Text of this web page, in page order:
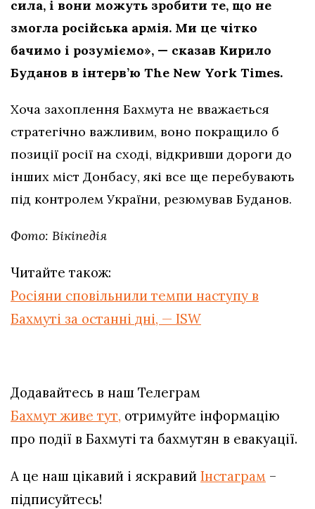
сила, і вони можуть зробити те, що не
змогла російська армія. Ми це чітко
бачимо і розуміємо», — сказав Кирило
Буданов в інтерв’ю The New York Times.
Хоча захоплення Бахмута не вважається
стратегічно важливим, воно покращило б
позиції росії на сході, відкривши дороги до
інших міст Донбасу, які все ще перебувають
під контролем України, резюмував Буданов.
Фото: Вікіпедія
Читайте також:
Росіяни сповільнили темпи наступу в
Бахмуті за останні дні, — ISW
Додавайтесь в наш Телеграм
Бахмут живе тут, отримуйте інформацію
про події в Бахмуті та бахмутян в евакуації.
А це наш цікавий і яскравий Інстаграм –
підписуйтесь!